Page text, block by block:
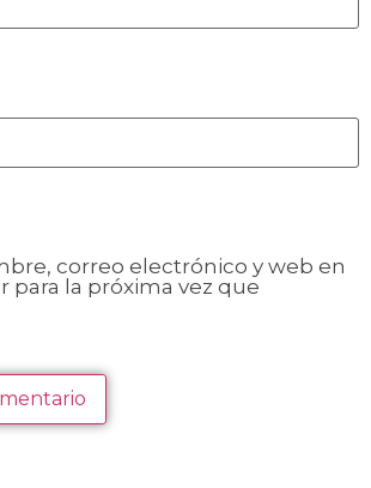
correo electrónico y web en
para la próxima vez que